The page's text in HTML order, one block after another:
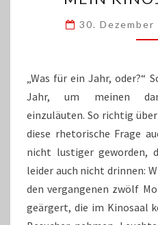
30. Dezember
„Was für ein Jahr, oder?“
Jahr, um meinen
einzuläuten. So richtig
diese rhetorische Frage
nicht lustiger geworden,
leider auch nicht drinnen:
den vergangenen zwölf
geärgert, die im Kinosaal